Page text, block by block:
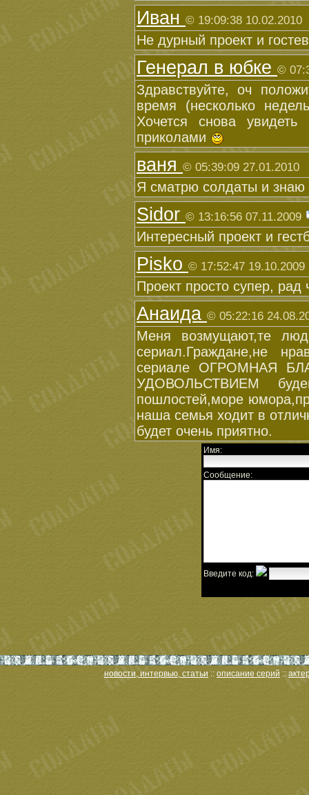
Иван © 19:09:38 10.02.2010
Не дурный проект и
Генерал в юбке ©
Здравствуйте, оч
время (несколько
Хочется снова
приколами
ваня © 05:39:09 27.01.2010
Я сматрю солдаты и знаю
Sidor © 13:16:56 07.11.2009
Интересный проект и
Pisko © 17:52:47 19.10.2009
Проект просто супер, рад
Анаида © 05:22:16
Меня возмущают,те
сериал.Граждане,не
сериале ОГРОМНАЯ
УДОВОЛЬСТВИЕМ
пошлостей,море
наша семья ходит в
будет очень приятно.
Имя:
Сообщение:
Введите код:
новости, интервью, статьи :: описание серий ::